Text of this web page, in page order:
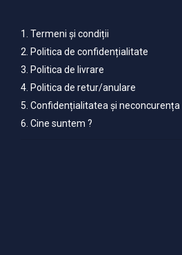
1. Termeni și condiții
2. Politica de confidențialitate
3. Politica de livrare
4. Politica de retur/anulare
5. Confidențialitatea și neconcurența
6. Cine suntem ?